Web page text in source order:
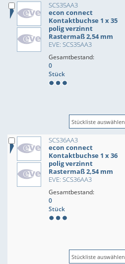
SCS35AA3
econ connect
Kontaktbuchse 1 x 35
polig verzinnt
Rastermaß 2,54 mm
EVE: SCS35AA3
Gesamtbestand:
0
Stück
SCS36AA3
econ connect
Kontaktbuchse 1 x 36
polig verzinnt
Rastermaß 2,54 mm
EVE: SCS36AA3
Gesamtbestand:
0
Stück